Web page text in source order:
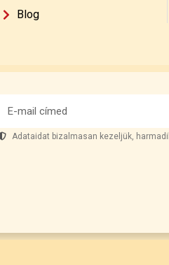
Blog
Adataidat bizalmasan kezeljük,